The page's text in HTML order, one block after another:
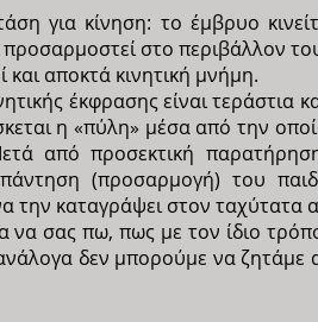
για κίνηση: το έμβρυο
στο περιβάλλον του
και αποκτά κινητική μνήμη.
έκφρασης είναι
η «πύλη» μέσα από την
από προσεκτική
(προσαρμογή) του
την καταγράψει στον
σας πω, πως με τον ίδιο
ανάλογα δεν μπορούμε να